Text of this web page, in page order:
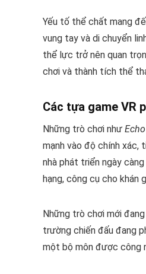
Yếu tố thể chất mang
vung tay và di chuyển
thể lực trở nên quan
chơi và thành tích thể
Các tựa game VR
Những trò chơi như
mạnh vào độ chính xác,
nhà phát triển ngày
hạng, công cụ cho khán
Những trò chơi mới
trường chiến đấu đang
một bộ môn được công